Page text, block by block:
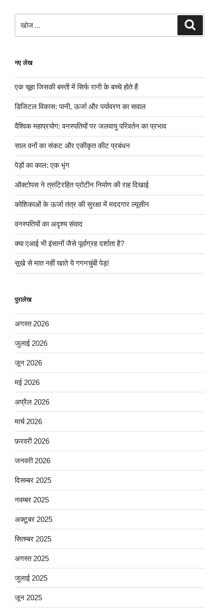
खोजे
नए लेख
एक चूहा जिसकी बस्ती में सिर्फ रानी के बच्चे होते हैं
डिजिटल विकास: पानी, ऊर्जा और पर्यावरण का सवाल
वैश्विक महाप्रयोग: वनस्पतियों पर जलवायु परिवर्तन का प्रभाव
साल वनों का संकट और एकीकृत कीट प्रबंधन
पेड़ों का काल: एक भृंग
ऑक्टोपस ने त्रुटिरहित प्रोटीन निर्माण की राह दिखाई
कोशिकाओं के ऊर्जा तंत्र की सुरक्षा में मददगार ल्यूसीन
वनस्पतियों का अदृश्य संवाद
क्या एआई भी इंसानों जैसे पूर्वाग्रह दर्शाता है?
सूखे से मात नहीं खाते ये गगनचुंबी पेड़!
पुरालेख
अगस्त 2026
जुलाई 2026
जून 2026
मई 2026
अप्रैल 2026
मार्च 2026
फ़रवरी 2026
जनवरी 2026
दिसम्बर 2025
नवम्बर 2025
अक्टूबर 2025
सितम्बर 2025
अगस्त 2025
जुलाई 2025
जून 2025